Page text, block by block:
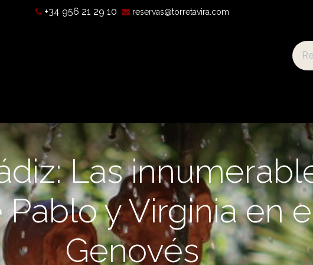
+34 956 21 29 10 reservas@torretavira.com
Las
y Virginia en
Genovés